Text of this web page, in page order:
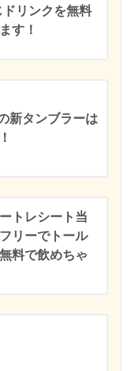
リンクを無料
す！
新タンブラーは
トレシート当
リーでトール
料で飲めちゃ